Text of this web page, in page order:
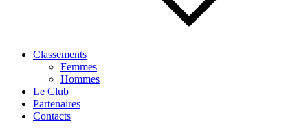
Classements
Femmes
Hommes
Le Club
Partenaires
Contacts